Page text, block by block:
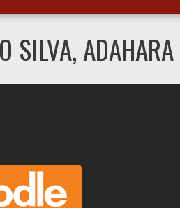
SILVA, ADAHARA